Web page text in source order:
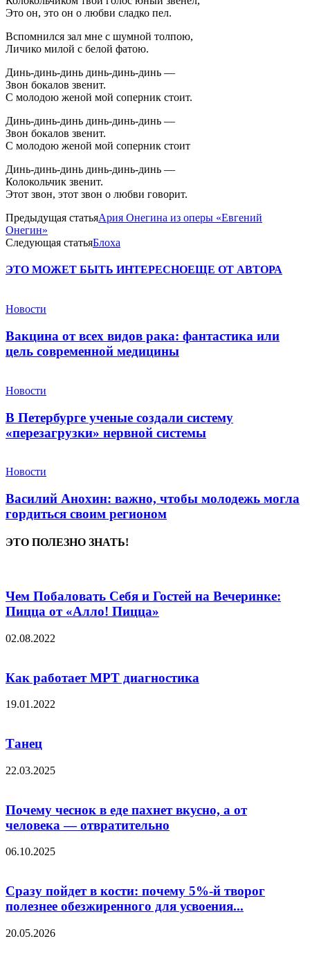
Это он, это он о любви сладко пел.
Вспомнился зал мне с шумной толпою,
Личико милой с белой фатою.
Динь-динь-динь динь-динь-динь —
Звон бокалов звенит.
С молодою женой мой соперник стоит.
Динь-динь-динь динь-динь-динь —
Звон бокалов звенит.
С молодою женой мой соперник стоит
Динь-динь-динь динь-динь-динь —
Колокольчик звенит.
Этот звон, этот звон о любви говорит.
Предыдущая статьяАрия Онегина из оперы «Евгений
Онегин»
Следующая статьяБлоха
ЭТО МОЖЕТ БЫТЬ ИНТЕРЕСНОЕЩЕ ОТ АВТОРА
Новости
Вакцина от всех видов рака: фантастика или
цель современной медицины
Новости
В Петербурге ученые создали систему
«перезагрузки» нервной системы
Новости
Василий Анохин: важно, чтобы молодежь могла
гордиться своим регионом
ЭТО ПОЛЕЗНО ЗНАТЬ!
Чем Побаловать Себя и Гостей на Вечеринке:
Пицца от «Алло! Пицца»
02.08.2022
Как работает МРТ диагностика
19.01.2022
Танец
22.03.2025
Почему чеснок в еде пахнет вкусно, а от
человека — отвратительно
06.10.2025
Сразу пойдет в кости: почему 5%-й творог
полезнее обезжиренного для усвоения...
20.05.2026